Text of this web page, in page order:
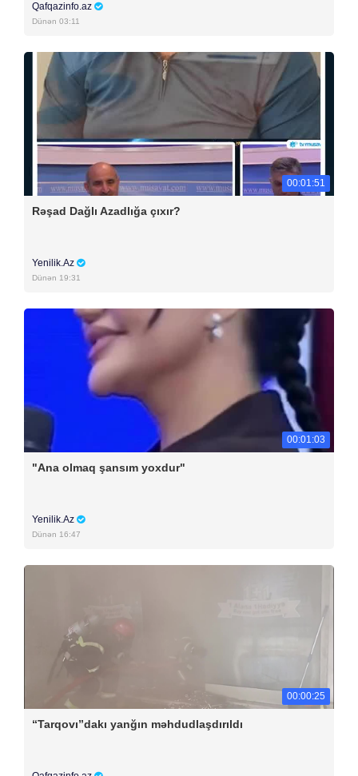
Qafqazinfo.az
Dünən 03:11
00:01:51
Rəşad Dağlı Azadlığa çıxır?
Yenilik.Az
Dünən 19:31
00:01:03
"Ana olmaq şansım yoxdur"
Yenilik.Az
Dünən 16:47
00:00:25
“Tarqovı”dakı yanğın məhdudlaşdırıldı